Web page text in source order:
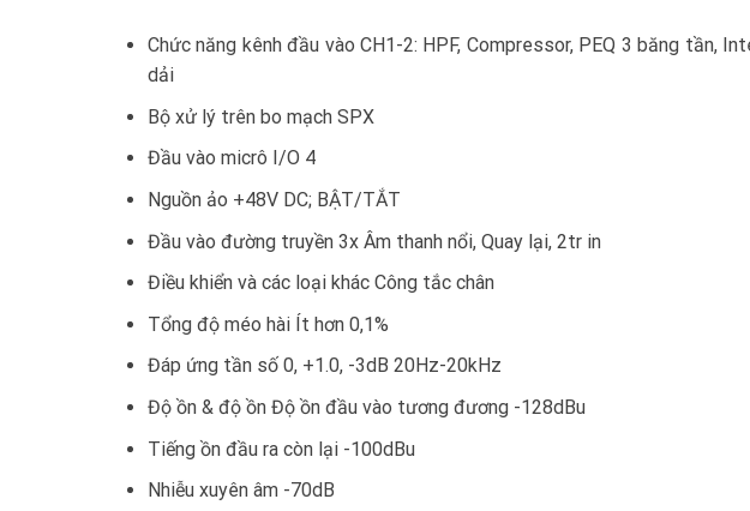
Chức năng kênh đầu vào CH1-2: HPF, Compressor, PEQ 3 băng tần,
dải
Bộ xử lý trên bo mạch SPX
Đầu vào micrô I/O 4
Nguồn ảo +48V DC; BẬT/TẮT
Đầu vào đường truyền 3x Âm thanh nổi, Quay lại, 2tr in
Điều khiển và các loại khác Công tắc chân
Tổng độ méo hài Ít hơn 0,1%
Đáp ứng tần số 0, +1.0, -3dB 20Hz-20kHz
Độ ồn & độ ồn Độ ồn đầu vào tương đương -128dBu
Tiếng ồn đầu ra còn lại -100dBu
Nhiễu xuyên âm -70dB